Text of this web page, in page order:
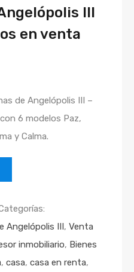
III
en venta
de Angelópolis III –
6 modelos Paz,
y Calma.
Angelópolis III, Venta
inmobiliario, Bienes
, casa, casa en renta,